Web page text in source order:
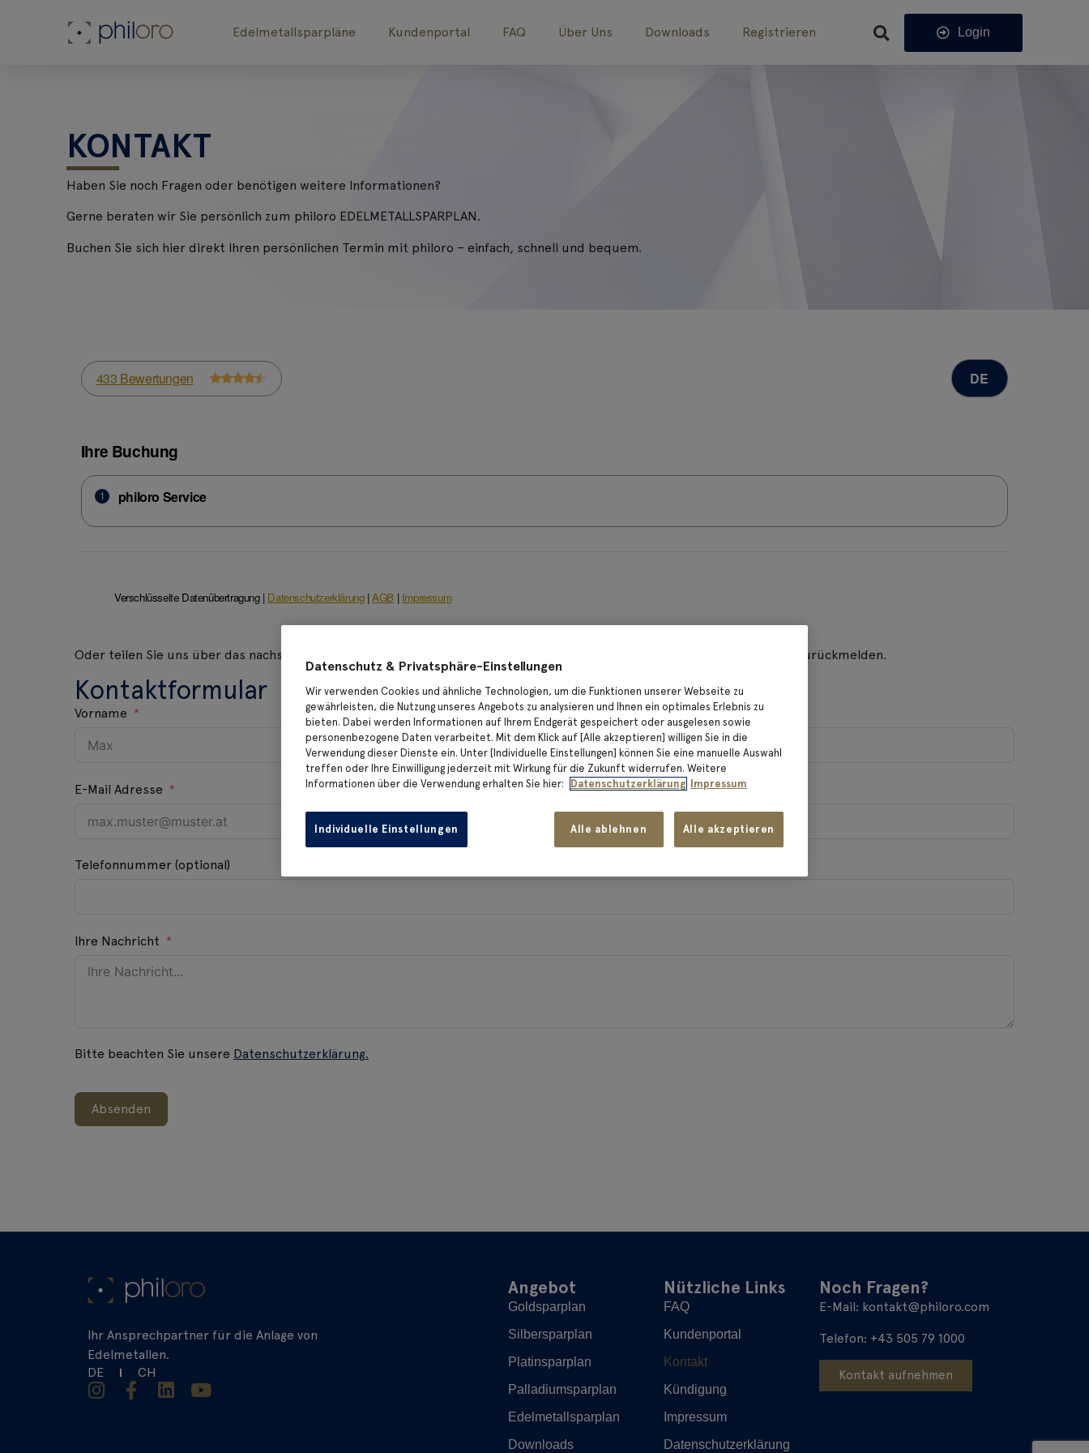
Edelmetallsparpläne Kundenportal FAQ Über Uns Downloads Registrieren Login
KONTAKT
Haben Sie noch Fragen oder benötigen weitere Informationen?
Gerne beraten wir Sie persönlich zum philoro EDELMETALLSPARPLAN.
Buchen Sie sich hier direkt Ihren persönlichen Termin mit philoro – einfach, schnell und bequem.
Oder teilen Sie uns über das nachstehende Kontaktformular gerne Ihre Fragen mit. Wir werden uns umgehend bei Ihnen zurückmelden.
Kontaktformular
Vorname Nachname
E-Mail Adresse
Telefonnummer (optional)
Ihre Nachricht
Bitte beachten Sie unsere Datenschutzerklärung.
Absenden
Ihr Ansprechpartner für die Anlage von
Edelmetallen.
DE
CH
Angebot
Goldsparplan
Silbersparplan
Platinsparplan
Palladiumsparplan
Edelmetallsparplan
Downloads
Nützliche Links
FAQ
Kundenportal
Kontakt
Kündigung
Impressum
Datenschutzerklärung
Noch Fragen?
E-Mail: kontakt@philoro.com
Telefon: +43 505 79 1000
Kontakt aufnehmen
Datenschutz & Privatsphäre-Einstellungen
Wir verwenden Cookies und ähnliche Technologien, um die Funktionen unserer Webseite zu
gewährleisten, die Nutzung unseres Angebots zu analysieren und Ihnen ein optimales Erlebnis zu
bieten. Dabei werden Informationen auf Ihrem Endgerät gespeichert oder ausgelesen sowie
personenbezogene Daten verarbeitet. Mit dem Klick auf [Alle akzeptieren] willigen Sie in die
Verwendung dieser Dienste ein. Unter [Individuelle Einstellungen] können Sie eine manuelle Auswahl
treffen oder Ihre Einwilligung jederzeit mit Wirkung für die Zukunft widerrufen. Weitere
Informationen über die Verwendung erhalten Sie hier:
Datenschutzerklärung Impressum
Individuelle Einstellungen Alle ablehnen Alle akzeptieren